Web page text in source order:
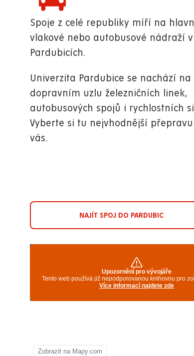
Spoje z celé republiky míří na
vlakové nebo autobusové nádraží v
Pardubicích.
Univerzita Pardubice se nachází na
dopravním uzlu železničních linek,
autobusových spojů i rychlostních
Vyberte si tu nejvhodnější
vás.
NAJÍT SPOJ DO PARDUBIC